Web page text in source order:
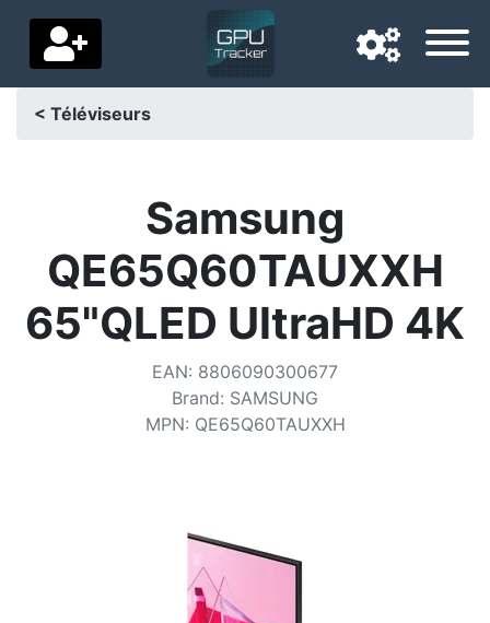
Pays de livraison
Accueil
Baisses de prix
Paramètres
< Téléviseurs
Samsung
QE65Q60TAUXXH
65"QLED UltraHD 4K
EAN: 8806090300677
Brand: SAMSUNG
MPN: QE65Q60TAUXXH